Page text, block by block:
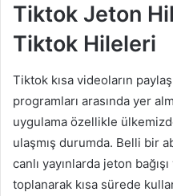
Tiktok Jeton
Tiktok Hileleri
Tiktok kısa videoların
programları arasında yer
uygulama özellikle
ulaşmış durumda. Belli bir
canlı yayınlarda jeton
toplanarak kısa sürede